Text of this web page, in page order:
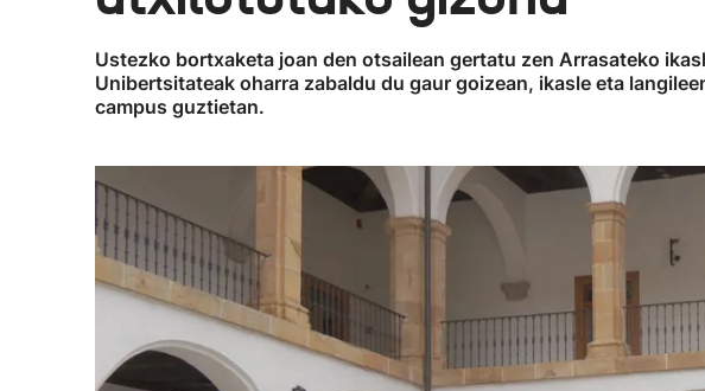
Ustezko bortxaketa joan den otsailean gertatu zen Arrasateko
Unibertsitateak oharra zabaldu du gaur goizean, ikasle eta
campus guztietan.